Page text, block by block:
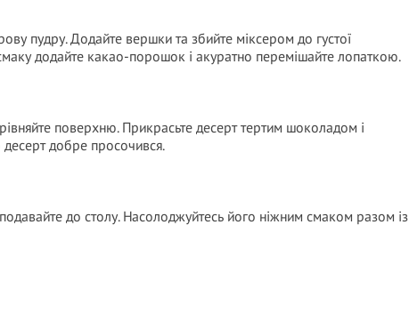
пудру. Додайте вершки та збийте міксером до густої
додайте какао-порошок і акуратно перемішайте лопаткою.
поверхню. Прикрасьте десерт тертим шоколадом і
добре просочився.
до столу. Насолоджуйтесь його ніжним смаком разом із